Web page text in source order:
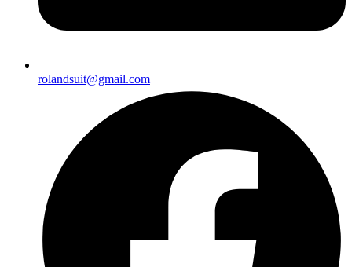
rolandsuit@gmail.com